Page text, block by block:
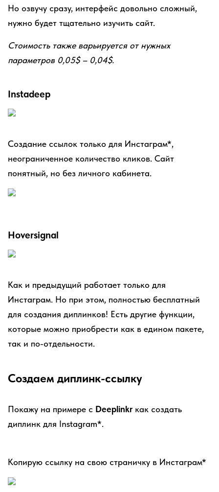
Но озвучу сразу, интерфейс довольно сложный,
нужно будет тщательно изучить сайт.
Стоимость также варьируется от нужных
параметров 0,05$ – 0,04$.
Instadeep
Создание ссылок только для Инстаграм*,
неограниченное количество кликов. Сайт
понятный, но без личного кабинета.
Hoversignal
Как и предыдущий работает только для
Инстаграм. Но при этом, полностью бесплатный
для создания диплинков! Есть другие функции,
которые можно приобрести как в едином пакете,
так и по-отдельности.
Создаем диплинк-ссылку
Покажу на примере с Deeplinkr как создать
диплинк для Instagram*.
Копирую ссылку на свою страничку в Инстаграм*